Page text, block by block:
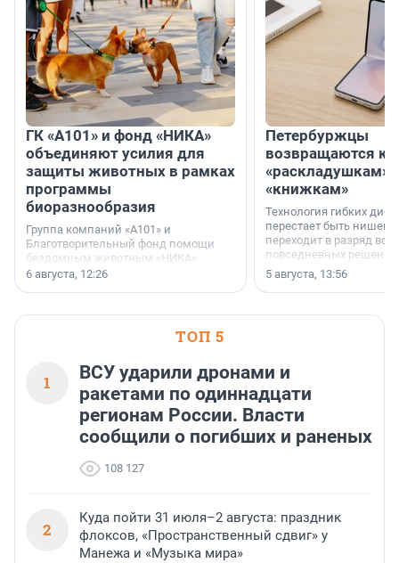
ГК «А101» и фонд «НИКА»
объединяют усилия для
защиты животных в рамках
программы
биоразнообразия
Группа компаний «А101» и
Благотворительный фонд помощи
бездомным животным «НИКА»
заключили соглашение о
6 августа, 12:26
Петербуржцы
возвращаются к
«раскладушкам»
«книжкам»
Технология гибких
перестает быть
переходит в разряд
повседневных
5 августа, 13:56
ТОП 5
1
ВСУ ударили дронами и
ракетами по одиннадцати
регионам России. Власти
сообщили о погибших и раненых
108 127
2
Куда пойти 31 июля–2 августа: праздник
флоксов, «Пространственный сдвиг» у
Манежа и «Музыка мира»